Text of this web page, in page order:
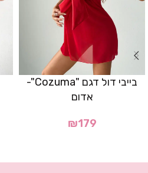
בייבי דול דגם "Cozuma"-
אדום
₪179